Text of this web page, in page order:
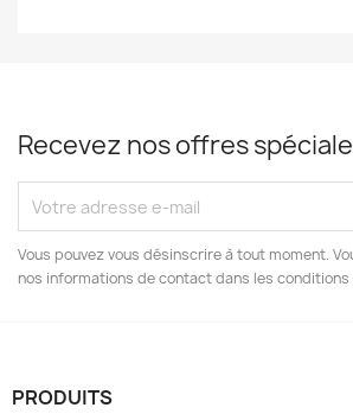
Recevez nos offres
Vous pouvez vous désinscrire à tout moment.
nos informations de contact dans les
PRODUITS